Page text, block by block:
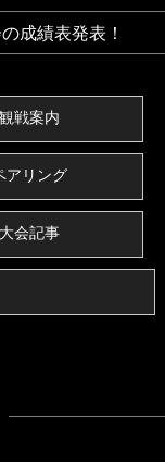
成績表発表！
観戦案内
アリング
大会記事